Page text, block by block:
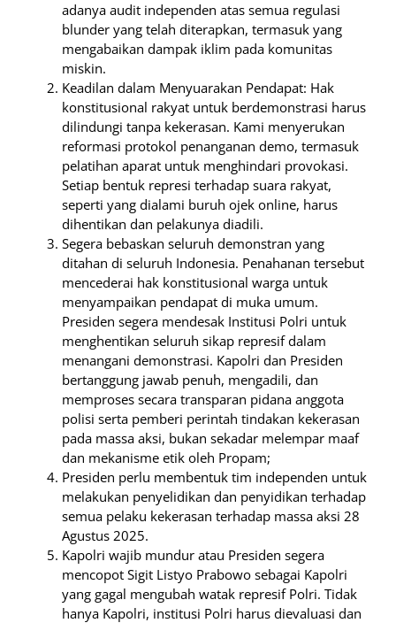
adanya audit independen atas semua regulasi
blunder yang telah diterapkan, termasuk yang
mengabaikan dampak iklim pada komunitas
miskin.
Keadilan dalam Menyuarakan Pendapat: Hak
konstitusional rakyat untuk berdemonstrasi harus
dilindungi tanpa kekerasan. Kami menyerukan
reformasi protokol penanganan demo, termasuk
pelatihan aparat untuk menghindari provokasi.
Setiap bentuk represi terhadap suara rakyat,
seperti yang dialami buruh ojek online, harus
dihentikan dan pelakunya diadili.
Segera bebaskan seluruh demonstran yang
ditahan di seluruh Indonesia. Penahanan tersebut
mencederai hak konstitusional warga untuk
menyampaikan pendapat di muka umum.
Presiden segera mendesak Institusi Polri untuk
menghentikan seluruh sikap represif dalam
menangani demonstrasi. Kapolri dan Presiden
bertanggung jawab penuh, mengadili, dan
memproses secara transparan pidana anggota
polisi serta pemberi perintah tindakan kekerasan
pada massa aksi, bukan sekadar melempar maaf
dan mekanisme etik oleh Propam;
Presiden perlu membentuk tim independen untuk
melakukan penyelidikan dan penyidikan terhadap
semua pelaku kekerasan terhadap massa aksi 28
Agustus 2025.
Kapolri wajib mundur atau Presiden segera
mencopot Sigit Listyo Prabowo sebagai Kapolri
yang gagal mengubah watak represif Polri. Tidak
hanya Kapolri, institusi Polri harus dievaluasi dan